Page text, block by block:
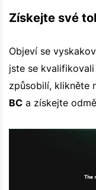
Získejte své
Objeví se
jste se
způsobilí, klikněte
BC a získejte